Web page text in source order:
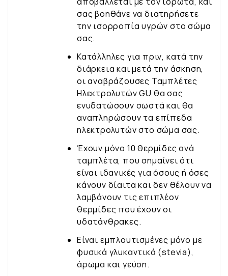
σας βοηθάνε να διατηρήσετε
την ισορροπία υγρών στο σώμα
σας.
Κατάλληλες για πριν, κατά την
διάρκεια και μετά την άσκηση,
οι αναβράζουσες Ταμπλέτες
Ηλεκτρολυτών GU θα σας
ενυδατώσουν σωστά και θα
αναπληρώσουν τα επίπεδα
ηλεκτρολυτών στο σώμα σας.
Έχουν μόνο 10 θερμίδες ανά
ταμπλέτα, που σημαίνει ότι
είναι ιδανικές για όσους ή όσες
κάνουν δίαιτα και δεν θέλουν να
λαμβάνουν τις επιπλέον
θερμίδες που έχουν οι
υδατάνθρακες.
Είναι εμπλουτισμένες μόνο με
φυσικά γλυκαντικά (stevia),
άρωμα και γεύση.